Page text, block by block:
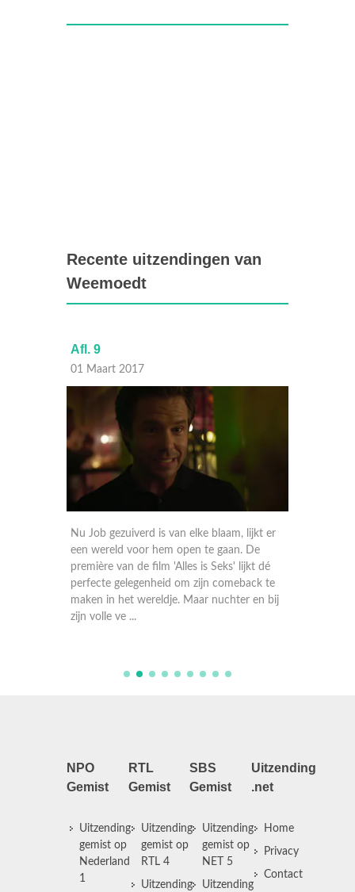
Recente uitzendingen van
Weemoedt
Afl. 9
01 Maart 2017
Nu Job gezuiverd is van elke blaam, lijkt er
een wereld voor hem open te gaan. De
première van de film 'Alles is Seks' lijkt dé
perfecte gelegenheid om zijn comeback te
maken in het wereldje. Maar nuchter en bij
zijn volle ve ...
NPO
Gemist
Uitzending
gemist op
Nederland
1
RTL
Gemist
Uitzending
gemist op
RTL 4
Uitzending
SBS
Gemist
Uitzending
gemist op
NET 5
Uitzending
Uitzending
.net
Home
Privacy
Contact